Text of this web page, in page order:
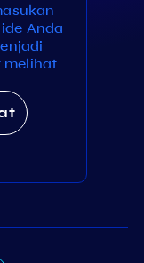
Anda
melihat